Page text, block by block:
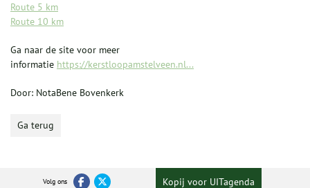
Route 5 km
Route 10 km
Ga naar de site voor meer
informatie https://kerstloopamstelveen.nl...
Door: NotaBene Bovenkerk
Ga terug
Volg ons Kopij voor UITagenda